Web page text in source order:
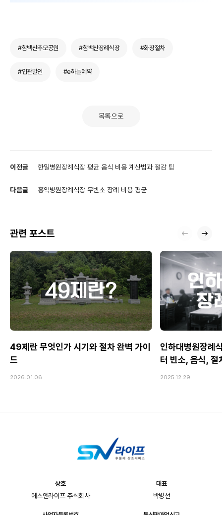
#함백산추모공원 #함백산장례식장 #화장절차
#입관발인 #e하늘예약
목록으로
이전글 한일병원장례식장 평균 음식 비용 계산법과 절감 팁
다음글 홍익병원장례식장 무빈소 장례 비용 평균
관련 포스트
49제란 무엇인가 시기와 절차 완벽 가이
드
2026.01.06
인하대병원장례
터 빈소, 음식, 절
2025.12.29
상호
에스엔라이프 주식회사
대표
박병선